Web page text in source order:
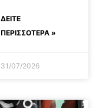
ΔΕΊΤΕ
ΠΕΡΙΣΣΟΤΕΡΑ »
31/07/2026